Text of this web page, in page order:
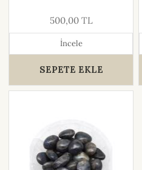
500,00 TL
İncele
SEPETE EKLE